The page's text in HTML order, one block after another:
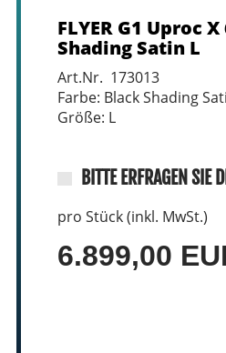
FLYER G1 Uproc
Shading Satin L
Art.Nr. 173013
Farbe: Black Shading
Größe: L
BITTE ERFRAGEN SIE
pro Stück (inkl. MwSt.)
6.899,00